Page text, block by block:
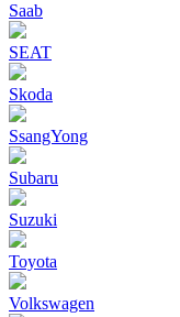
Saab
SEAT
Skoda
SsangYong
Subaru
Suzuki
Toyota
Volkswagen